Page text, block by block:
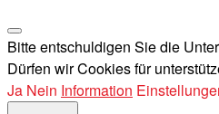
Bitte entschuldigen Sie die
Dürfen wir Cookies für
Ja Nein Information